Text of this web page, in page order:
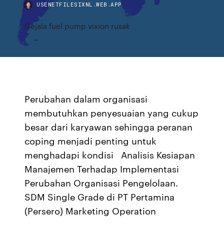
USENETFILESIXNL.WEB.APP
Gejala fuel pump vixion rusak
Perubahan dalam organisasi
membutuhkan penyesuaian yang cukup
besar dari karyawan sehingga peranan
coping menjadi penting untuk
menghadapi kondisi Analisis Kesiapan
Manajemen Terhadap Implementasi
Perubahan Organisasi Pengelolaan.
SDM Single Grade di PT Pertamina
(Persero) Marketing Operation